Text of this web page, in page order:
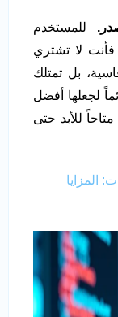
للمستخدم
فأنت لا تشتري
بل تمتلك
لجعلها أفضل
للأبد حتى
المزايا